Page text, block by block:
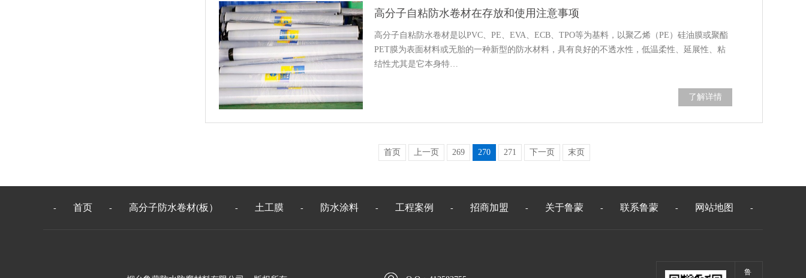
高分子自粘防水卷材在存放和使用注意事项
高分子自粘防水卷材是以PVC、PE、EVA、ECB、TPO等为基料，以聚乙烯（PE）硅油膜或聚酯
PET膜为表面材料或无胎的一种新型的防水材料，具有良好的不透水性，低温柔性、延展性、粘
结性尤其是它本身特…
了解详情
首页 上一页 269 270 271 下一页 末页
- 首页 - 高分子防水卷材(板） - 土工膜 - 防水涂料 - 工程案例 - 招商加盟 - 关于鲁蒙 - 联系鲁蒙 - 网站地图 -
鲁